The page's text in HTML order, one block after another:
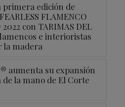
primera edición de
FLAMENCO
con TARIMAS DEL
e interioristas
la madera
aumenta su expansión
de la mano de El Corte